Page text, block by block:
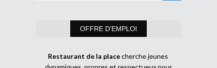
OFFRE D’EMPLOI
Restaurant de la placecherche jeunes